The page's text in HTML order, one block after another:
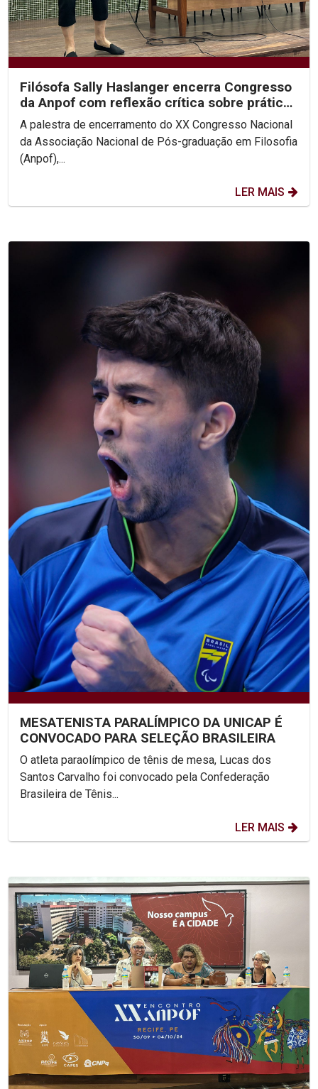
Filósofa Sally Haslanger encerra Congresso
da Anpof com reflexão crítica sobre práticas
sociais e...
A palestra de encerramento do XX Congresso Nacional
da Associação Nacional de Pós-graduação em Filosofia
(Anpof),...
LER MAIS
MESATENISTA PARALÍMPICO DA UNICAP É
CONVOCADO PARA SELEÇÃO BRASILEIRA
O atleta paraolímpico de tênis de mesa, Lucas dos
Santos Carvalho foi convocado pela Confederação
Brasileira de Tênis...
LER MAIS